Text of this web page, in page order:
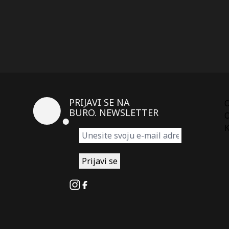
PRIJAVI SE NA
BURO. NEWSLETTER
Instagram
Facebook